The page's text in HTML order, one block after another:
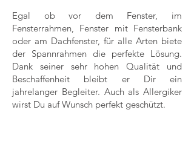
Egal ob vor dem Fenster, im
Fensterrahmen, Fenster mit Fensterbank
oder am Dachfenster, für alle Arten biete
der Spannrahmen die perfekte Lösung.
Dank seiner sehr hohen Qualität und
Beschaffenheit bleibt er Dir ein
jahrelanger Begleiter. Auch als Allergiker
wirst Du auf Wunsch perfekt geschützt.